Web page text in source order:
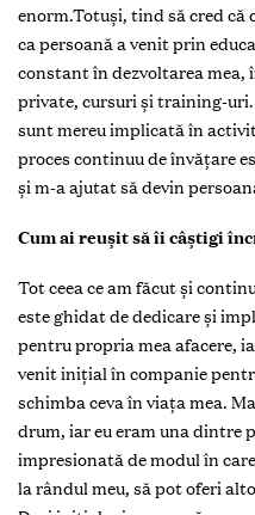
enorm.Totuși, tind să cred că
ca persoană a venit prin
constant în dezvoltarea mea,
private, cursuri și training-
sunt mereu implicată în
proces continuu de învățare
și m-a ajutat să devin
Cum ai reușit să îi câștigi
Tot ceea ce am făcut și
este ghidat de dedicare și
pentru propria mea afacere,
venit inițial în companie
schimba ceva în viața mea.
drum, iar eu eram una dintre
impresionată de modul în
la rândul meu, să pot oferi